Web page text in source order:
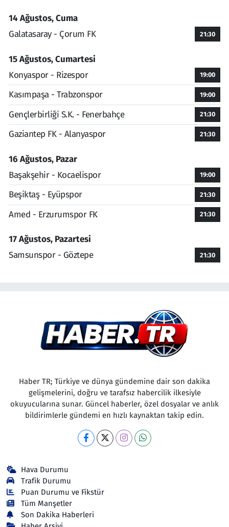
14 Ağustos, Cuma
Galatasaray - Çorum FK
21:30
15 Ağustos, Cumartesi
Konyaspor - Rizespor
19:00
Kasımpaşa - Trabzonspor 19:00
Gençlerbirliği S.K. - Fenerbahçe 21:30
Gaziantep FK - Alanyaspor 21:30
16 Ağustos, Pazar
Başakşehir - Kocaelispor
19:00
Beşiktaş - Eyüpspor 21:30
Amed - Erzurumspor FK 21:30
17 Ağustos, Pazartesi
Samsunspor - Göztepe
21:30
Haber TR; Türkiye ve dünya gündemine dair son dakika
gelişmelerini, doğru ve tarafsız habercilik ilkesiyle
okuyucularına sunar. Güncel haberler, özel dosyalar ve anlık
bildirimlerle gündemi en hızlı kaynaktan takip edin.
Hava Durumu
Trafik Durumu
Puan Durumu ve Fikstür
Tüm Manşetler
Son Dakika Haberleri